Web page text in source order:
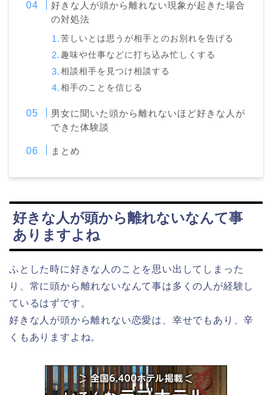
好きな人が頭から離れない現象が起きた場合
の対処法
苦しいとは思うが相手とのお別れを告げる
趣味や仕事などに打ち込み忙しくする
相談相手を見つけ相談する
相手のことを信じる
男女に聞いた頭から離れないほど好きな人が
できた体験談
まとめ
好きな人が頭から離れないなんて事
ありますよね
ふとした時に好きな人のことを思い出してしまった
り、常に頭から離れないなんて事は多くの人が経験し
ているはずです。
好きな人が頭から離れない恋愛は、幸せでもあり、辛
くもありますよね。